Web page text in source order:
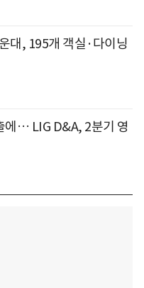
대, 195개 객실·다이닝
… LIG D&A, 2분기 영